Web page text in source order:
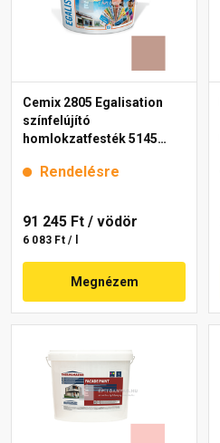
Cemix 2805 Egalisation
színfelújító
homlokzatfesték 5145
Rendelésre
91 245 Ft / vödör
6 083 Ft / l
Megnézem